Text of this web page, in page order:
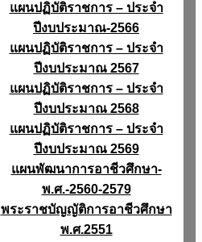
แผนปฏิบัติราชการ – ประจำ
ปีงบประมาณ-2566
แผนปฏิบัติราชการ – ประจำ
ปีงบประมาณ 2567
แผนปฏิบัติราชการ – ประจำ
ปีงบประมาณ 2568
แผนปฏิบัติราชการ – ประจำ
ปีงบประมาณ 2569
แผนพัฒนาการอาชีวศึกษา-
พ.ศ.-2560-2579
พระราชบัญญัติการอาชีวศึกษา
พ.ศ.2551